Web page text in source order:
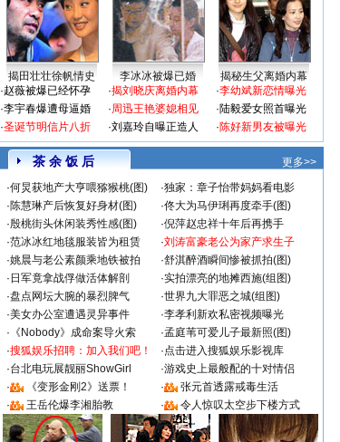
揭田壮壮徐帆情史 李冰冰被爆已婚
揭秘生父离婚内幕
·赵薇被爆已经怀孕
·李宇春爆遭母逼婚
·圣诞节明信片八折
·揭刘晓庆离婚内幕
·周迅王艳婆媳相见
·刘嘉玲自曝正造人
·李幼斌新恋情曝光
·陆毅爱女照首曝光
·陈好新男友被曝光
茶 余 饭 后
更多>>
·何炅获地产大亨喂猕猴桃(图) ·独家：章子怡带妈妈看电影
·陈慧琳产后恢复好身材(图) ·佟大为马伊琍再度牵手(图)
·殷桃街头休闲装秀性感(图) ·倪萍赵忠祥十年后再携手
·范冰冰红地毯服装皆为租赁 ·刘涛富豪老公为家产求生子
·姚晨与老公素颜乘地铁被拍 ·舒淇醉酒瞬间惨被抓拍(图)
· 日军竟拿战俘做活体解剖 ·实拍漂亮的地摊西施(组图)
·盘点网坛大腕的暴烈脾气 ·世界九大罪恶之城(组图)
·美女办公室遭遇灵异事件 ·李孝利新欢私密视频曝光
· 《Nobody》成命案导火索 ·孟庭苇可爱儿子最新照(图)
·搜狐娱乐招聘：加入我们吧！ ·点击进入搜狐娱乐影视库
·台北电玩展靓丽ShowGirl ·游戏史上最般配的十对情侣
·
《变形金刚2》送票！ ·
张元首透露戒毒生活
·
王岳伦爆李湘胎教 · 令人惊叹太空步下楼方式